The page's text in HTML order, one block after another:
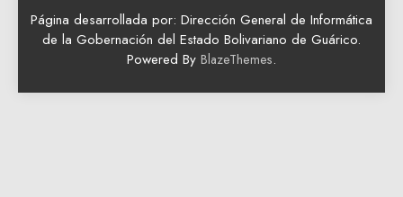
Página desarrollada por: Dirección General de Informática
de la Gobernación del Estado Bolivariano de Guárico.
Powered By BlazeThemes.